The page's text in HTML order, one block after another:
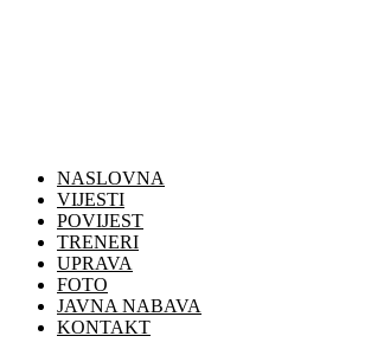
NASLOVNA
VIJESTI
POVIJEST
TRENERI
UPRAVA
FOTO
JAVNA NABAVA
KONTAKT